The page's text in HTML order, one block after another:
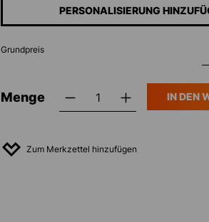
PERSONALISIERUNG
Grundpreis
Menge IN DEN
Zum Merkzettel hinzufügen